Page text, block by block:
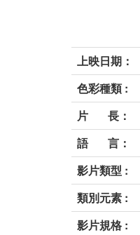
上映日期：
色彩種類 :
片 長：
語 言：
影片類型 :
類別元素 :
影片規格 :